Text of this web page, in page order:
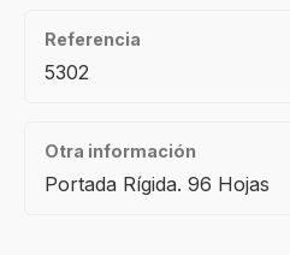
Referencia
5302
Otra información
Portada Rígida. 96 Hojas